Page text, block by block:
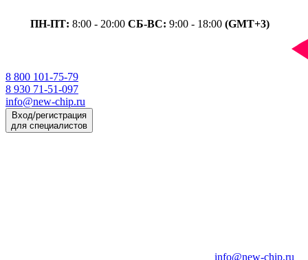
ПН-ПТ: 8:00 - 20:00 СБ-ВС: 9:00 - 18:00 (GMT+3)
8 800 101-75-79
8 930 71-51-097
info@new-chip.ru
Вход/регистрация
для специалистов
info@new-chip.ru